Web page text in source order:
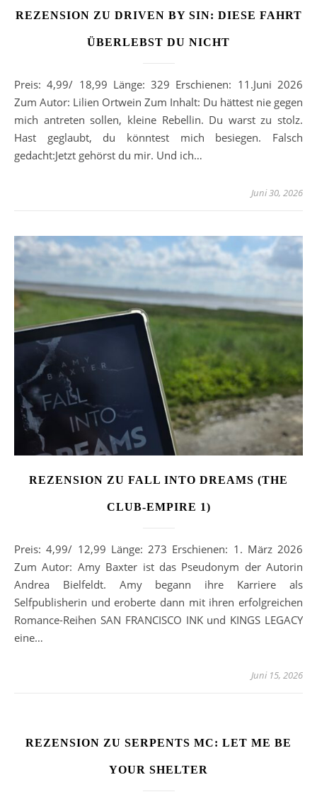
REZENSION ZU DRIVEN BY SIN: DIESE FAHRT
ÜBERLEBST DU NICHT
Preis: 4,99/ 18,99 Länge: 329 Erschienen: 11.Juni 2026
Zum Autor: Lilien Ortwein Zum Inhalt: Du hättest nie gegen
mich antreten sollen, kleine Rebellin. Du warst zu stolz.
Hast geglaubt, du könntest mich besiegen. Falsch
gedacht:Jetzt gehörst du mir. Und ich…
Juni 30, 2026
REZENSION ZU FALL INTO DREAMS (THE
CLUB-EMPIRE 1)
Preis: 4,99/ 12,99 Länge: 273 Erschienen: 1. März 2026
Zum Autor: Amy Baxter ist das Pseudonym der Autorin
Andrea Bielfeldt. Amy begann ihre Karriere als
Selfpublisherin und eroberte dann mit ihren erfolgreichen
Romance-Reihen SAN FRANCISCO INK und KINGS LEGACY
eine…
Juni 15, 2026
REZENSION ZU SERPENTS MC: LET ME BE
YOUR SHELTER